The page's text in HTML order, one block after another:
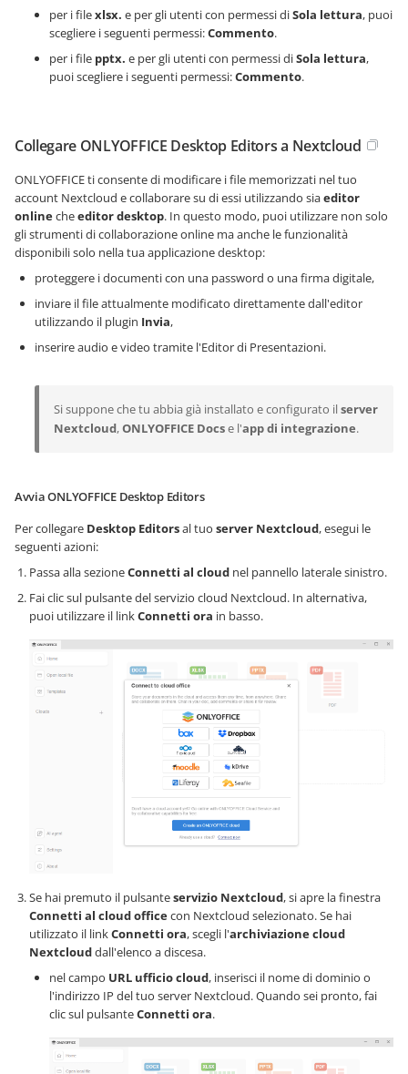
per i filexlsx. e per gli utenti con permessi diSola lettura, puoi
scegliere i seguenti permessi:Commento.
per i file pptx. e per gli utenti con permessi diSola lettura,
puoi scegliere i seguenti permessi:Commento.
Collegare ONLYOFFICE Desktop Editors a Nextcloud
ONLYOFFICE ti consente di modificare i file memorizzati nel tuo
account Nextcloud e collaborare su di essi utilizzando siaeditor
onlinecheeditor desktop. In questo modo, puoi utilizzare non solo
gli strumenti di collaborazione online ma anche le funzionalità
disponibili solo nella tua applicazione desktop:
proteggere i documenti con una password o una firma digitale,
inviare il file attualmente modificato direttamente dall'editor
utilizzando il plugin Invia,
inserire audio e video tramite l'Editor di Presentazioni.
Si suppone che tu abbia già installato e configurato ilserver
Nextcloud,ONLYOFFICE Docse l'app di integrazione.
Avvia ONLYOFFICE Desktop Editors
Per collegare Desktop Editorsal tuo server Nextcloud, esegui le
seguenti azioni:
Passa alla sezioneConnetti al cloud nel pannello laterale sinistro.
Fai clic sul pulsante del servizio cloud Nextcloud. In alternativa,
puoi utilizzare il linkConnetti ora in basso.
Se hai premuto il pulsanteservizio Nextcloud, si apre la finestra
Connetti al cloud officecon Nextcloud selezionato. Se hai
utilizzato il linkConnetti ora, scegli l'archiviazione cloud
Nextclouddall'elenco a discesa.
nel campo URL ufficio cloud, inserisci il nome di dominio o
l'indirizzo IP del tuo server Nextcloud. Quando sei pronto, fai
clic sul pulsanteConnetti ora.